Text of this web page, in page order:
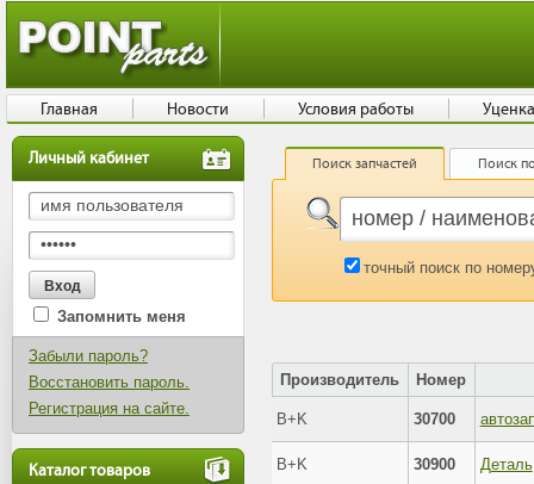
Личный кабинет
Запомнить меня
Забыли пароль?
Восстановить пароль.
Регистрация на сайте.
Каталог товаров
Поиск запчастей Поиск
точный поиск по
Производитель Номер
B+K 30700
B+K 30900 Деталь
Главная Новости Условия работы